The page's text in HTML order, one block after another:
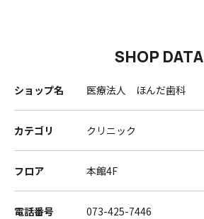
SHOP DATA
ショップ名 医療法人 ほんだ歯科
カテゴリ クリニック
フロア 本館4F
電話番号 073-425-7446